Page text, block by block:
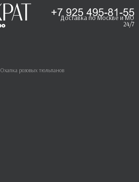
Доставка по Москве и МО
24/7
Охапка розовых тюльпанов